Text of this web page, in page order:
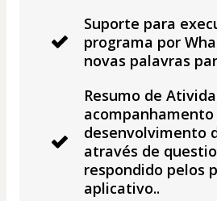
Suporte para
programa por
novas palavras
Resumo de
acompanhamento
desenvolvimento
através de
respondido pelos
aplicativo..